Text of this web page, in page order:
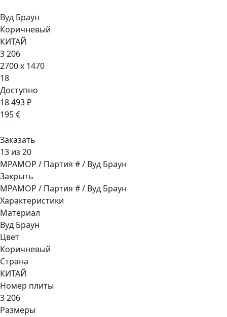
Вуд Браун
Коричневый
КИТАЙ
3 206
2700 x 1470
18
Доступно
18 493 ₽
195 €
Заказать
13 из 20
МРАМОР / Партия # / Вуд Браун
Закрыть
МРАМОР / Партия # / Вуд Браун
Характеристики
Материал
Вуд Браун
Цвет
Коричневый
Страна
КИТАЙ
Номер плиты
3 206
Размеры